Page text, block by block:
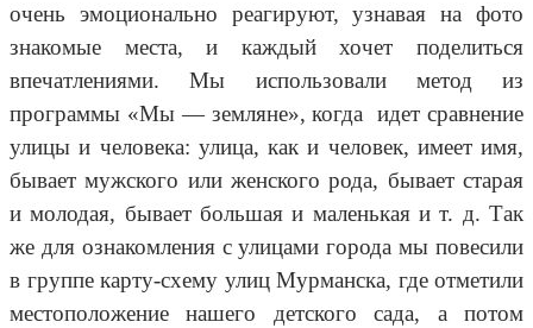
очень эмоционально реагируют, узнавая на фото
знакомые места, и каждый хочет поделиться
впечатлениями. Мы использовали метод из
программы «Мы — земляне», когда идет сравнение
улицы и человека: улица, как и человек, имеет имя,
бывает мужского или женского рода, бывает старая
и молодая, бывает большая и маленькая и т. д. Так
же для ознакомления с улицами города мы повесили
в группе карту-схему улиц Мурманска, где отметили
местоположение нашего детского сада, а потом